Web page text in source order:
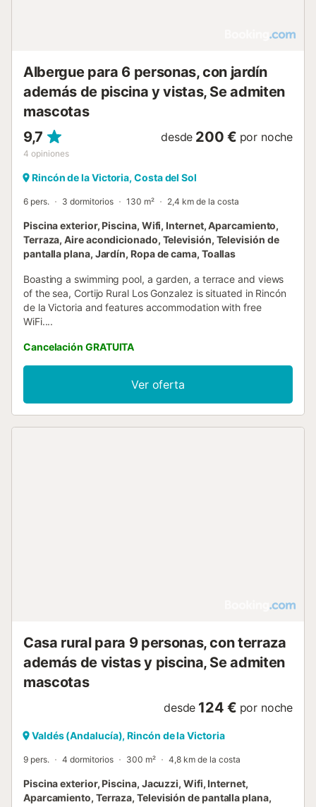
Albergue para 6 personas, con jardín
además de piscina y vistas, Se admiten
mascotas
9,7
4 opiniones
desde 200 € por noche
Rincón de la Victoria, Costa del Sol
6 pers. 3 dormitorios 130 m² 2,4 km de la costa
Piscina exterior, Piscina, Wifi, Internet, Aparcamiento,
Terraza, Aire acondicionado, Televisión, Televisión de
pantalla plana, Jardín, Ropa de cama, Toallas
Boasting a swimming pool, a garden, a terrace and views
of the sea, Cortijo Rural Los Gonzalez is situated in Rincón
de la Victoria and features accommodation with free
WiFi....
Cancelación GRATUITA
Ver oferta
Casa rural para 9 personas, con terraza
además de vistas y piscina, Se admiten
mascotas
desde 124 € por noche
Valdés (Andalucía), Rincón de la Victoria
9 pers. 4 dormitorios 300 m² 4,8 km de la costa
Piscina exterior, Piscina, Jacuzzi, Wifi, Internet,
Aparcamiento, Terraza, Televisión de pantalla plana,